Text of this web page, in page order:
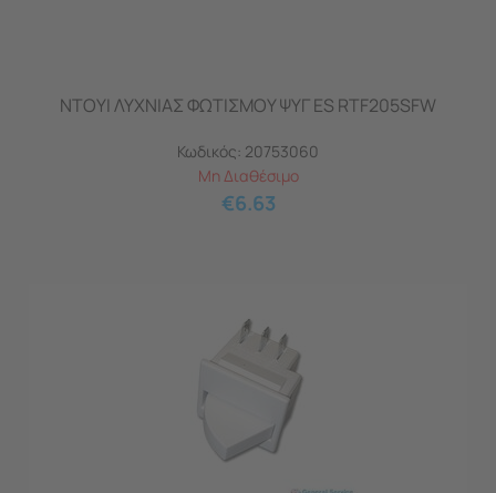
ΝΤΟΥΙ ΛΥΧΝΙΑΣ ΦΩΤΙΣΜΟΥ ΨΥΓ ES RTF205SFW
Κωδικός: 20753060
Μη Διαθέσιμο
€6.63